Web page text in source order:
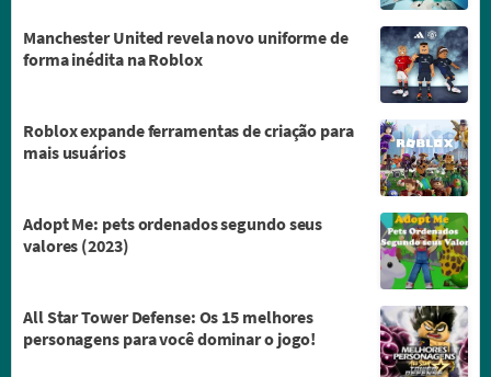
Manchester United revela novo uniforme de
forma inédita na Roblox
Roblox expande ferramentas de criação para
mais usuários
Adopt Me: pets ordenados segundo seus
valores (2023)
All Star Tower Defense: Os 15 melhores
personagens para você dominar o jogo!